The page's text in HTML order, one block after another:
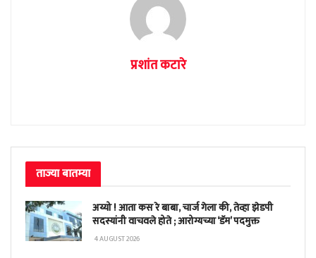
प्रशांत कटारे
ताज्या बातम्या
अय्यो ! आता कस रे बाबा, चार्ज गेला की, तेव्हा झेडपी
सदस्यांनी वाचवले होते ; आरोग्यच्या ‘डॅम’ पदमुक्त
4 AUGUST 2026